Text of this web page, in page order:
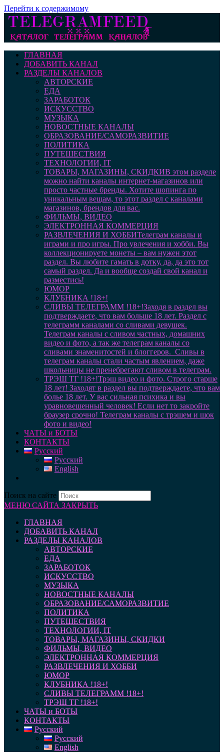
Перейти к содержимому
ГЛАВНАЯ
ДОБАВИТЬ КАНАЛ
РАЗДЕЛЫ КАНАЛОВ
АВТОРСКИЕ
ЕДА
ЗАРАБОТОК
ИСКУССТВО
МУЗЫКА
НОВОСТНЫЕ КАНАЛЫ
ОБРАЗОВАНИЕ/САМОРАЗВИТИЕ
ПОЛИТИКА
ПУТЕШЕСТВИЯ
ТЕХНОЛОГИИ, IT
ТОВАРЫ, МАГАЗИНЫ, СКИДКИВ этом разделе
можно найти каналы интернет-магазинов или
просто частные бренды. Хотите шопинга по
уникальным вещам, то этот раздел с каналами
магазинов, брендов для вас.
ФИЛЬМЫ, ВИДЕО
ЭЛЕКТРОННАЯ КОММЕРЦИЯ
РАЗВЛЕЧЕНИЯ И ХОББИТелеграм каналы и
играми и про игры. Про увлечения и хобби. Вы
коллекционируете монеты – вам нужен этот
раздел. Вы любите гамать в дотку, да, да это тот
самый раздел. Да и вообще создай свой канал и
разместись!
ЮМОР
КЛУБНИКА !18+!
СЛИВЫ ТЕЛЕГРАММ !18+!Заходя в раздел вы
подтверждаете, что вам больше 18 лет. Раздел с
телеграмм каналами со сливами девушек.
Телеграм каналы с сливом частных, домашних
видео и фото, а так же телеграм каналы со
сливами знаменитостей и блоггеров. Сливы в
телеграм каналы стали частым явлением, даже
школьницы не пренебрегают сливом в телеграм.
ТРЭШ ТГ !18+!Трэш видео и фото. Строго старше
18 лет! Заходят в раздел вы подтверждаете, что вам
болье 18 лет. У вас сильная психика и вы
уравновешенный человек! Если нет то закройте
браузер срочно! Телеграм каналы с трэшем и шок
фото и видео!
ЧАТЫ и БОТЫ
КОНТАКТЫ
Русский
Русский
English
Поиск на сайте
МЕНЮ САЙТА ЗАКРЫТЬ
ГЛАВНАЯ
ДОБАВИТЬ КАНАЛ
РАЗДЕЛЫ КАНАЛОВ
АВТОРСКИЕ
ЕДА
ЗАРАБОТОК
ИСКУССТВО
МУЗЫКА
НОВОСТНЫЕ КАНАЛЫ
ОБРАЗОВАНИЕ/САМОРАЗВИТИЕ
ПОЛИТИКА
ПУТЕШЕСТВИЯ
ТЕХНОЛОГИИ, IT
ТОВАРЫ, МАГАЗИНЫ, СКИДКИ
ФИЛЬМЫ, ВИДЕО
ЭЛЕКТРОННАЯ КОММЕРЦИЯ
РАЗВЛЕЧЕНИЯ И ХОББИ
ЮМОР
КЛУБНИКА !18+!
СЛИВЫ ТЕЛЕГРАММ !18+!
ТРЭШ ТГ !18+!
ЧАТЫ и БОТЫ
КОНТАКТЫ
Русский
Русский
English